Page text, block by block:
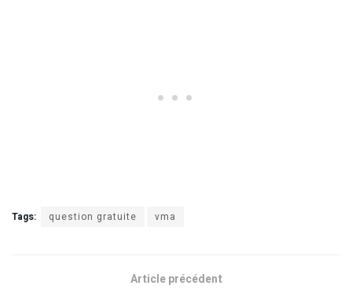
Tags: question gratuite vma
Article précédent